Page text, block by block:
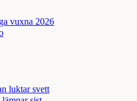
vuxna 2026
luktar svett